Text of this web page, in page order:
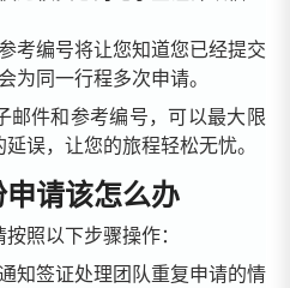
考编号将让您知道您已经提交
为同一行程多次申请。
邮件和参考编号，可以最大限
误，让您的旅程轻松无忧。
请该怎么办
照以下步骤操作：
知签证处理团队重复申请的情